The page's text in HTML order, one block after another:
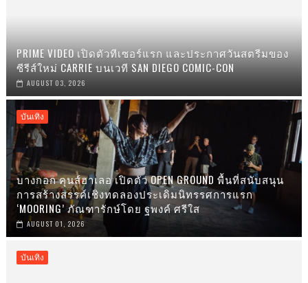
PRIME VIDEO เปิดตัวทีเซอร์แรก และประกาศวันสตรีมของ
ซีรีส์ใหม่ CARRIE บนเวที SAN DIEGO COMIC-CON
AUGUST 03, 2026
บันเทิง
บางกอก คุนส์ฮาเลอ เปิดตัว OPEN GROUND พื้นที่สนับสนุน
การสร้างสรรค์เชิงทดลองประเดิมนิทรรศการแรก
‘MOORING’ ภัณฑารักษ์โดย ฐพงค์ ศรีใส
AUGUST 01, 2026
บันเทิง